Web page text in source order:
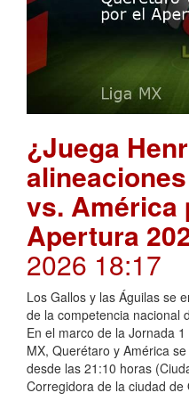
¿Juega
vs. América
Apertura
2026 18:17
Los Gallos y las Águilas se
de la competencia nacional
En el marco de la Jornada
MX, Querétaro y América
desde las 21:10 horas
Corregidora de la ciudad